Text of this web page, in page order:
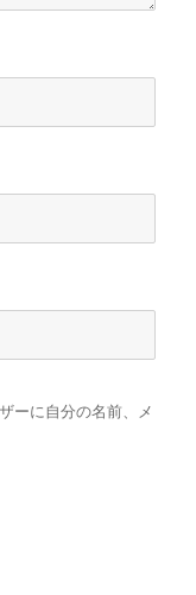
ーに自分の名前、メ